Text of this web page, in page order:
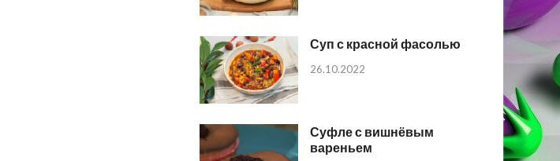
Суп с красной фасолью
26.10.2022
Суфле с вишнёвым
вареньем